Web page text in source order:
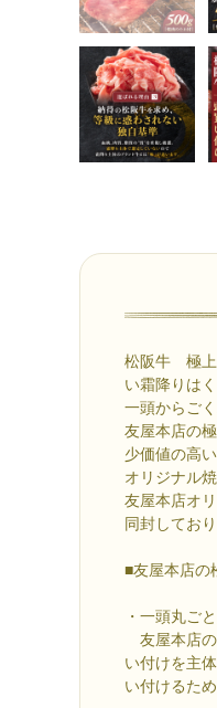
松阪牛 極上
い霜降りは
一頭からご
友屋本店の
少価値の高
オリジナル
友屋本店オ
同封してお
■友屋本店の
・一頭丸ご
友屋本店の
い付けを主
い付けるた